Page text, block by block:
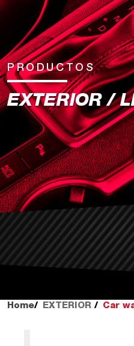
PRODUCTOS
EXTERIOR /
Home EXTERIOR Car